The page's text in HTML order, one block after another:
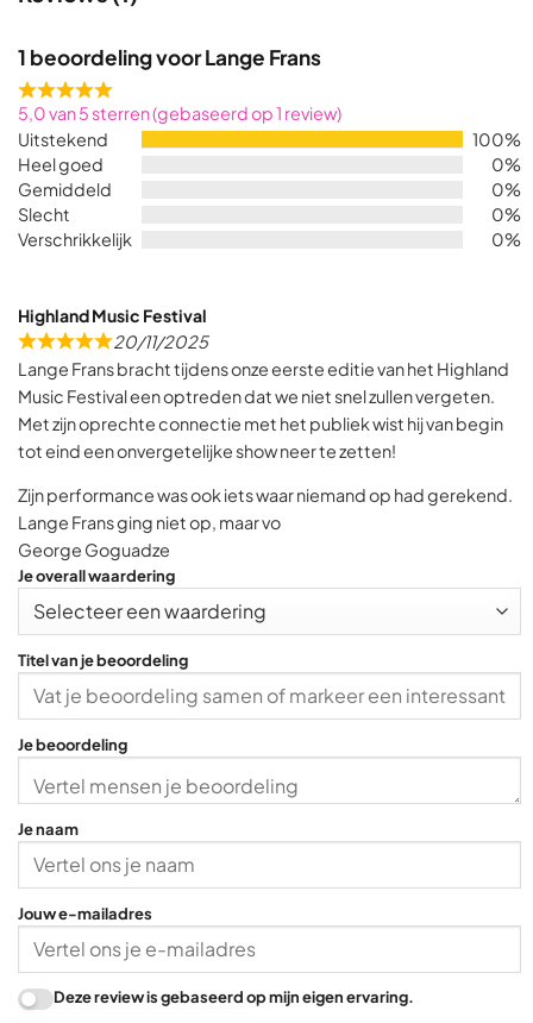
1 beoordeling voorLange Frans
Rated
5,0
of
5
5,0 van 5 sterren (gebaseerd op 1 review)
Uitstekend
100%
Heel goed
0%
Gemiddeld
0%
Slecht
0%
Verschrikkelijk
0%
Highland Music Festival
R
a
t
e
d
5
,
0
o
t
o
5
20/11/2025
Lange Frans bracht tijdens onze eerste editie van het Highland
Music Festival een optreden dat we niet snel zullen vergeten.
Met zijn oprechte connectie met het publiek wist hij van begin
tot eind een onvergetelijke show neer te zetten!
Zijn performance was ook iets waar niemand op had gerekend.
Lange Frans ging niet op, maar vo
George Goguadze
Je overall waardering
Titel van je beoordeling
Je beoordeling
Je naam
Jouw e-mailadres
Deze review is gebaseerd op mijn eigen ervaring.